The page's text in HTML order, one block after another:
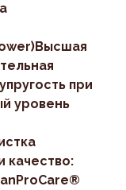
при
уровень
качество: